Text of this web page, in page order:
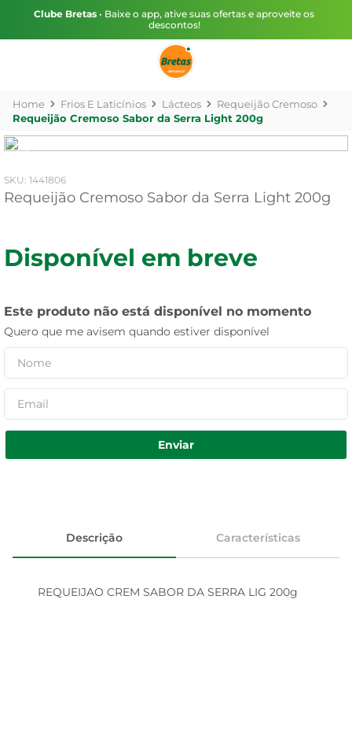
Clube Bretas • Baixe o app, ative suas ofertas e aproveite os
descontos!
Frios E Laticínios Lácteos
Requeijão Cremoso
Requeijão Cremoso Sabor da Serra Light 200g
: 1441806
Requeijão Cremoso Sabor da Serra Light 200g
Disponível em breve
Este produto não está disponível no momento
Quero que me avisem quando estiver disponível
Enviar
Descrição Características
REQUEIJAO CREM SABOR DA SERRA LIG 200g